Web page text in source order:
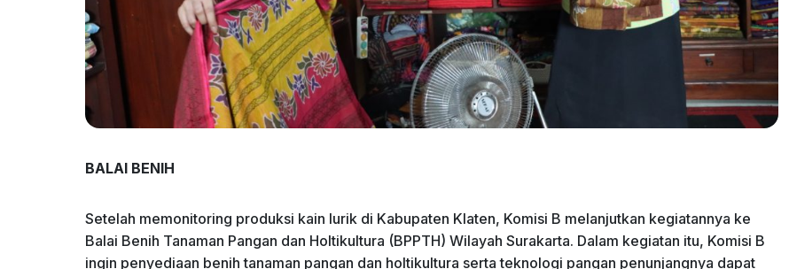
BALAI BENIH
Setelah memonitoring produksi kain lurik di Kabupaten Klaten, Komisi B melanjutkan kegiatannya ke
Balai Benih Tanaman Pangan dan Holtikultura (BPPTH) Wilayah Surakarta. Dalam kegiatan itu, Komisi B
ingin penyediaan benih tanaman pangan dan holtikultura serta teknologi pangan penunjangnya dapat